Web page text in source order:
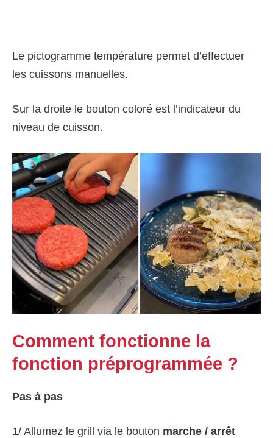
Le pictogramme température permet d’effectuer
les cuissons manuelles.
Sur la droite le bouton coloré est l’indicateur du
niveau de cuisson.
Comment fonctionne la
fonction préprogrammée ?
Pas à pas
1/ Allumez le grill via le bouton marche / arrêt